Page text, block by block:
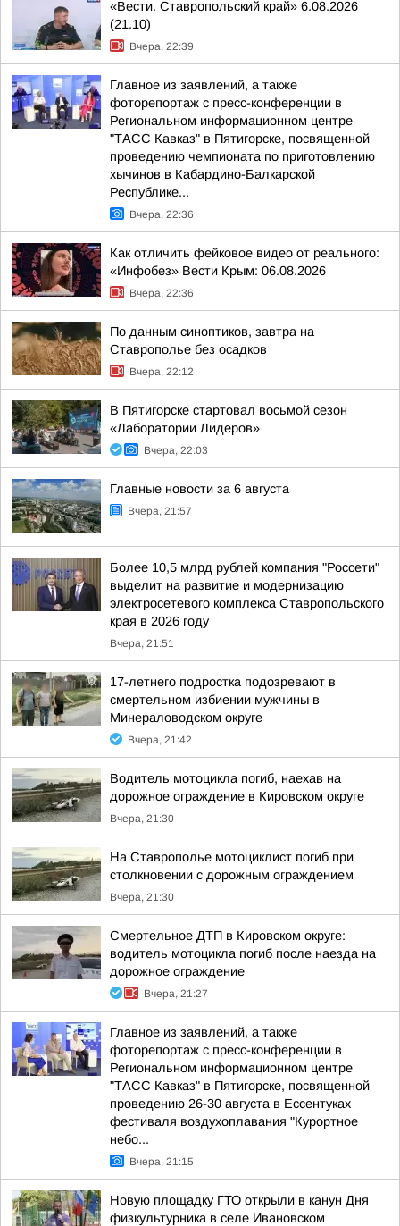
«Вести. Ставропольский край» 6.08.2026
(21.10)
Вчера, 22:39
Главное из заявлений, а также
фоторепортаж с пресс-конференции в
Региональном информационном центре
"ТАСС Кавказ" в Пятигорске, посвященной
проведению чемпионата по приготовлению
хычинов в Кабардино-Балкарской
Республике...
Вчера, 22:36
Как отличить фейковое видео от реального:
«Инфобез» Вести Крым: 06.08.2026
Вчера, 22:36
По данным синоптиков, завтра на
Ставрополье без осадков
Вчера, 22:12
В Пятигорске стартовал восьмой сезон
«Лаборатории Лидеров»
Вчера, 22:03
Главные новости за 6 августа
Вчера, 21:57
Более 10,5 млрд рублей компания "Россети"
выделит на развитие и модернизацию
электросетевого комплекса Ставропольского
края в 2026 году
Вчера, 21:51
17-летнего подростка подозревают в
смертельном избиении мужчины в
Минераловодском округе
Вчера, 21:42
Водитель мотоцикла погиб, наехав на
дорожное ограждение в Кировском округе
Вчера, 21:30
На Ставрополье мотоциклист погиб при
столкновении с дорожным ограждением
Вчера, 21:30
Смертельное ДТП в Кировском округе:
водитель мотоцикла погиб после наезда на
дорожное ограждение
Вчера, 21:27
Главное из заявлений, а также
фоторепортаж с пресс-конференции в
Региональном информационном центре
"ТАСС Кавказ" в Пятигорске, посвященной
проведению 26-30 августа в Ессентуках
фестиваля воздухоплавания "Курортное
небо...
Вчера, 21:15
Новую площадку ГТО открыли в канун Дня
физкультурника в селе Ивановском